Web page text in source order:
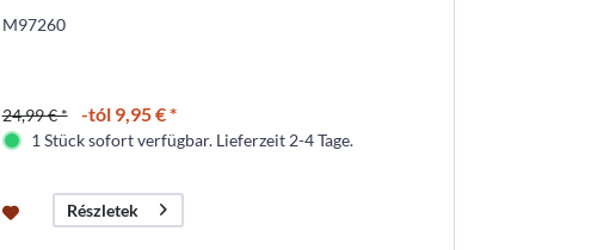
M97260
24,99 € * -tól 9,95 € *
1 Stück sofort verfügbar. Lieferzeit 2-4 Tage.
Részletek